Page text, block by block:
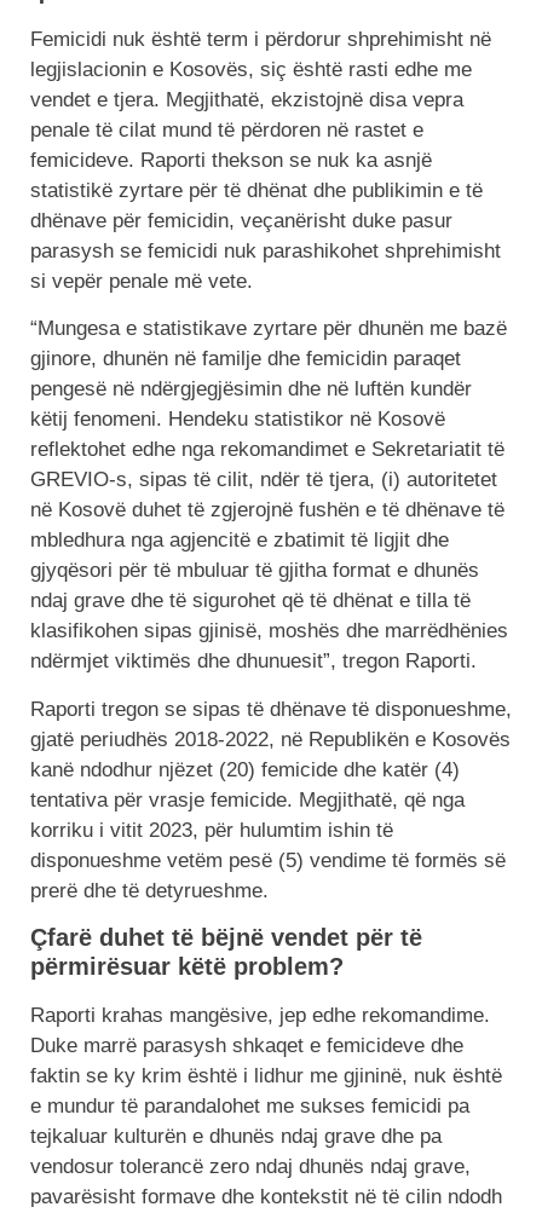
Femicidi nuk është term i përdorur shprehimisht në
legjislacionin e Kosovës, siç është rasti edhe me
vendet e tjera. Megjithatë, ekzistojnë disa vepra
penale të cilat mund të përdoren në rastet e
femicideve. Raporti thekson se nuk ka asnjë
statistikë zyrtare për të dhënat dhe publikimin e të
dhënave për femicidin, veçanërisht duke pasur
parasysh se femicidi nuk parashikohet shprehimisht
si vepër penale më vete.
“Mungesa e statistikave zyrtare për dhunën me bazë
gjinore, dhunën në familje dhe femicidin paraqet
pengesë në ndërgjegjësimin dhe në luftën kundër
këtij fenomeni. Hendeku statistikor në Kosovë
reflektohet edhe nga rekomandimet e Sekretariatit të
GREVIO-s, sipas të cilit, ndër të tjera, (i) autoritetet
në Kosovë duhet të zgjerojnë fushën e të dhënave të
mbledhura nga agjencitë e zbatimit të ligjit dhe
gjyqësori për të mbuluar të gjitha format e dhunës
ndaj grave dhe të sigurohet që të dhënat e tilla të
klasifikohen sipas gjinisë, moshës dhe marrëdhënies
ndërmjet viktimës dhe dhunuesit”, tregon Raporti.
Raporti tregon se sipas të dhënave të disponueshme,
gjatë periudhës 2018-2022, në Republikën e Kosovës
kanë ndodhur njëzet (20) femicide dhe katër (4)
tentativa për vrasje femicide. Megjithatë, që nga
korriku i vitit 2023, për hulumtim ishin të
disponueshme vetëm pesë (5) vendime të formës së
prerë dhe të detyrueshme.
Çfarë duhet të bëjnë vendet për të
përmirësuar këtë problem?
Raporti krahas mangësive, jep edhe rekomandime.
Duke marrë parasysh shkaqet e femicideve dhe
faktin se ky krim është i lidhur me gjininë, nuk është
e mundur të parandalohet me sukses femicidi pa
tejkaluar kulturën e dhunës ndaj grave dhe pa
vendosur tolerancë zero ndaj dhunës ndaj grave,
pavarësisht formave dhe kontekstit në të cilin ndodh